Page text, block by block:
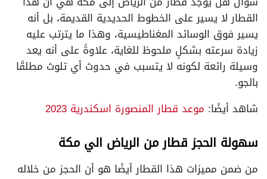
القطار لا يسير على الخطوط الحديدية القديمة، بل أنه
يسير فوق الوسائد المغناطيسية، وهذا ما يترتب عليه
زيادة سرعته بشكلٍ ملحوظ للغاية، علاوةً على أنه يعد
وسيلة رائعة لكونه لا يتسبب في حدوث أي تلوث مطلقًا
بالجو.
شاهد أيضًا: موعد قطار المنصورة اسكندرية 2023
سهولة الحجز قطار من الرياض الي مكة
من ضمن مميزات هذا القطار أيضًا هو أن الحجز من خلاله